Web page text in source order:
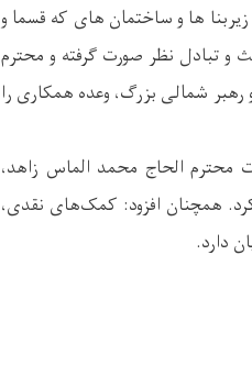
ها و ساختمان های که قسما و
و تبادل نظر صورت گرفته و محترم
شمالی بزرگ، وعده همکاری را
محترم الحاج محمد الماس زاهد،
همچنان افزود: کمک‌های نقدی،